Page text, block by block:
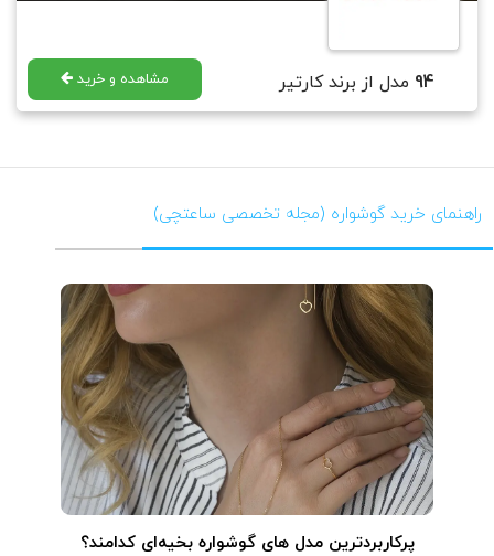
94 مدل از برند کارتیر مشاهده و خرید
راهنمای خرید گوشواره (مجله تخصصی ساعتچی)
پرکاربردترین مدل های گوشواره بخیه‌ای کدامند؟